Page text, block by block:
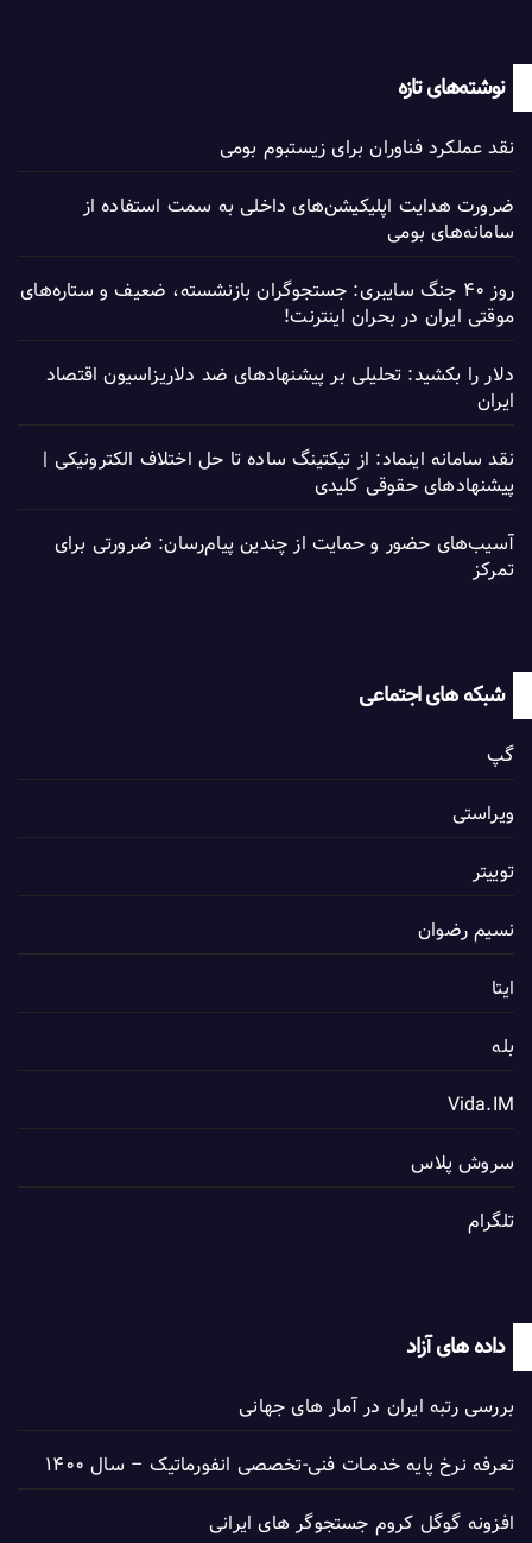
نوشته‌های تازه
نقد عملکرد فناوران برای زیستبوم بومی
ضرورت هدایت اپلیکیشن‌های داخلی به سمت استفاده از
سامانه‌های بومی
روز ۴۰ جنگ سایبری: جستجوگران بازنشسته، ضعیف و ستاره‌های
موقتی ایران در بحران اینترنت!
دلار را بکشید: تحلیلی بر پیشنهادهای ضد دلاریزاسیون اقتصاد
ایران
نقد سامانه اینماد: از تیکتینگ ساده تا حل اختلاف الکترونیکی |
پیشنهادهای حقوقی کلیدی
آسیب‌های حضور و حمایت از چندین پیام‌رسان: ضرورتی برای
تمرکز
شبکه های اجتماعی
گپ
ویراستی
توییتر
نسیم رضوان
ایتا
بله
Vida.IM
سروش پلاس
تلگرام
داده های آزاد
بررسی رتبه ایران در آمار های جهانی
تعرفه نرخ پایه خدمــات فنی-تخصصی انفورماتیک – سال ۱۴۰۰
افزونه گوگل کروم جستجوگر های ایرانی